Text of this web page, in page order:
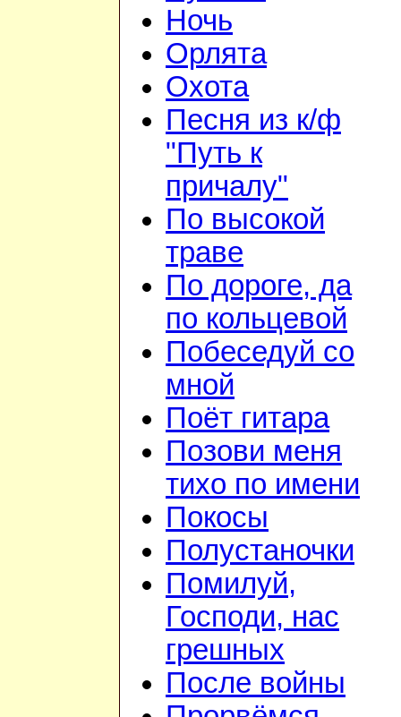
Ночь
Орлята
Охота
Песня из к/ф
"Путь к
причалу"
По высокой
траве
По дороге, да
по кольцевой
Побеседуй со
мной
Поёт гитара
Позови меня
тихо по имени
Покосы
Полустаночки
Помилуй,
Господи, нас
грешных
После войны